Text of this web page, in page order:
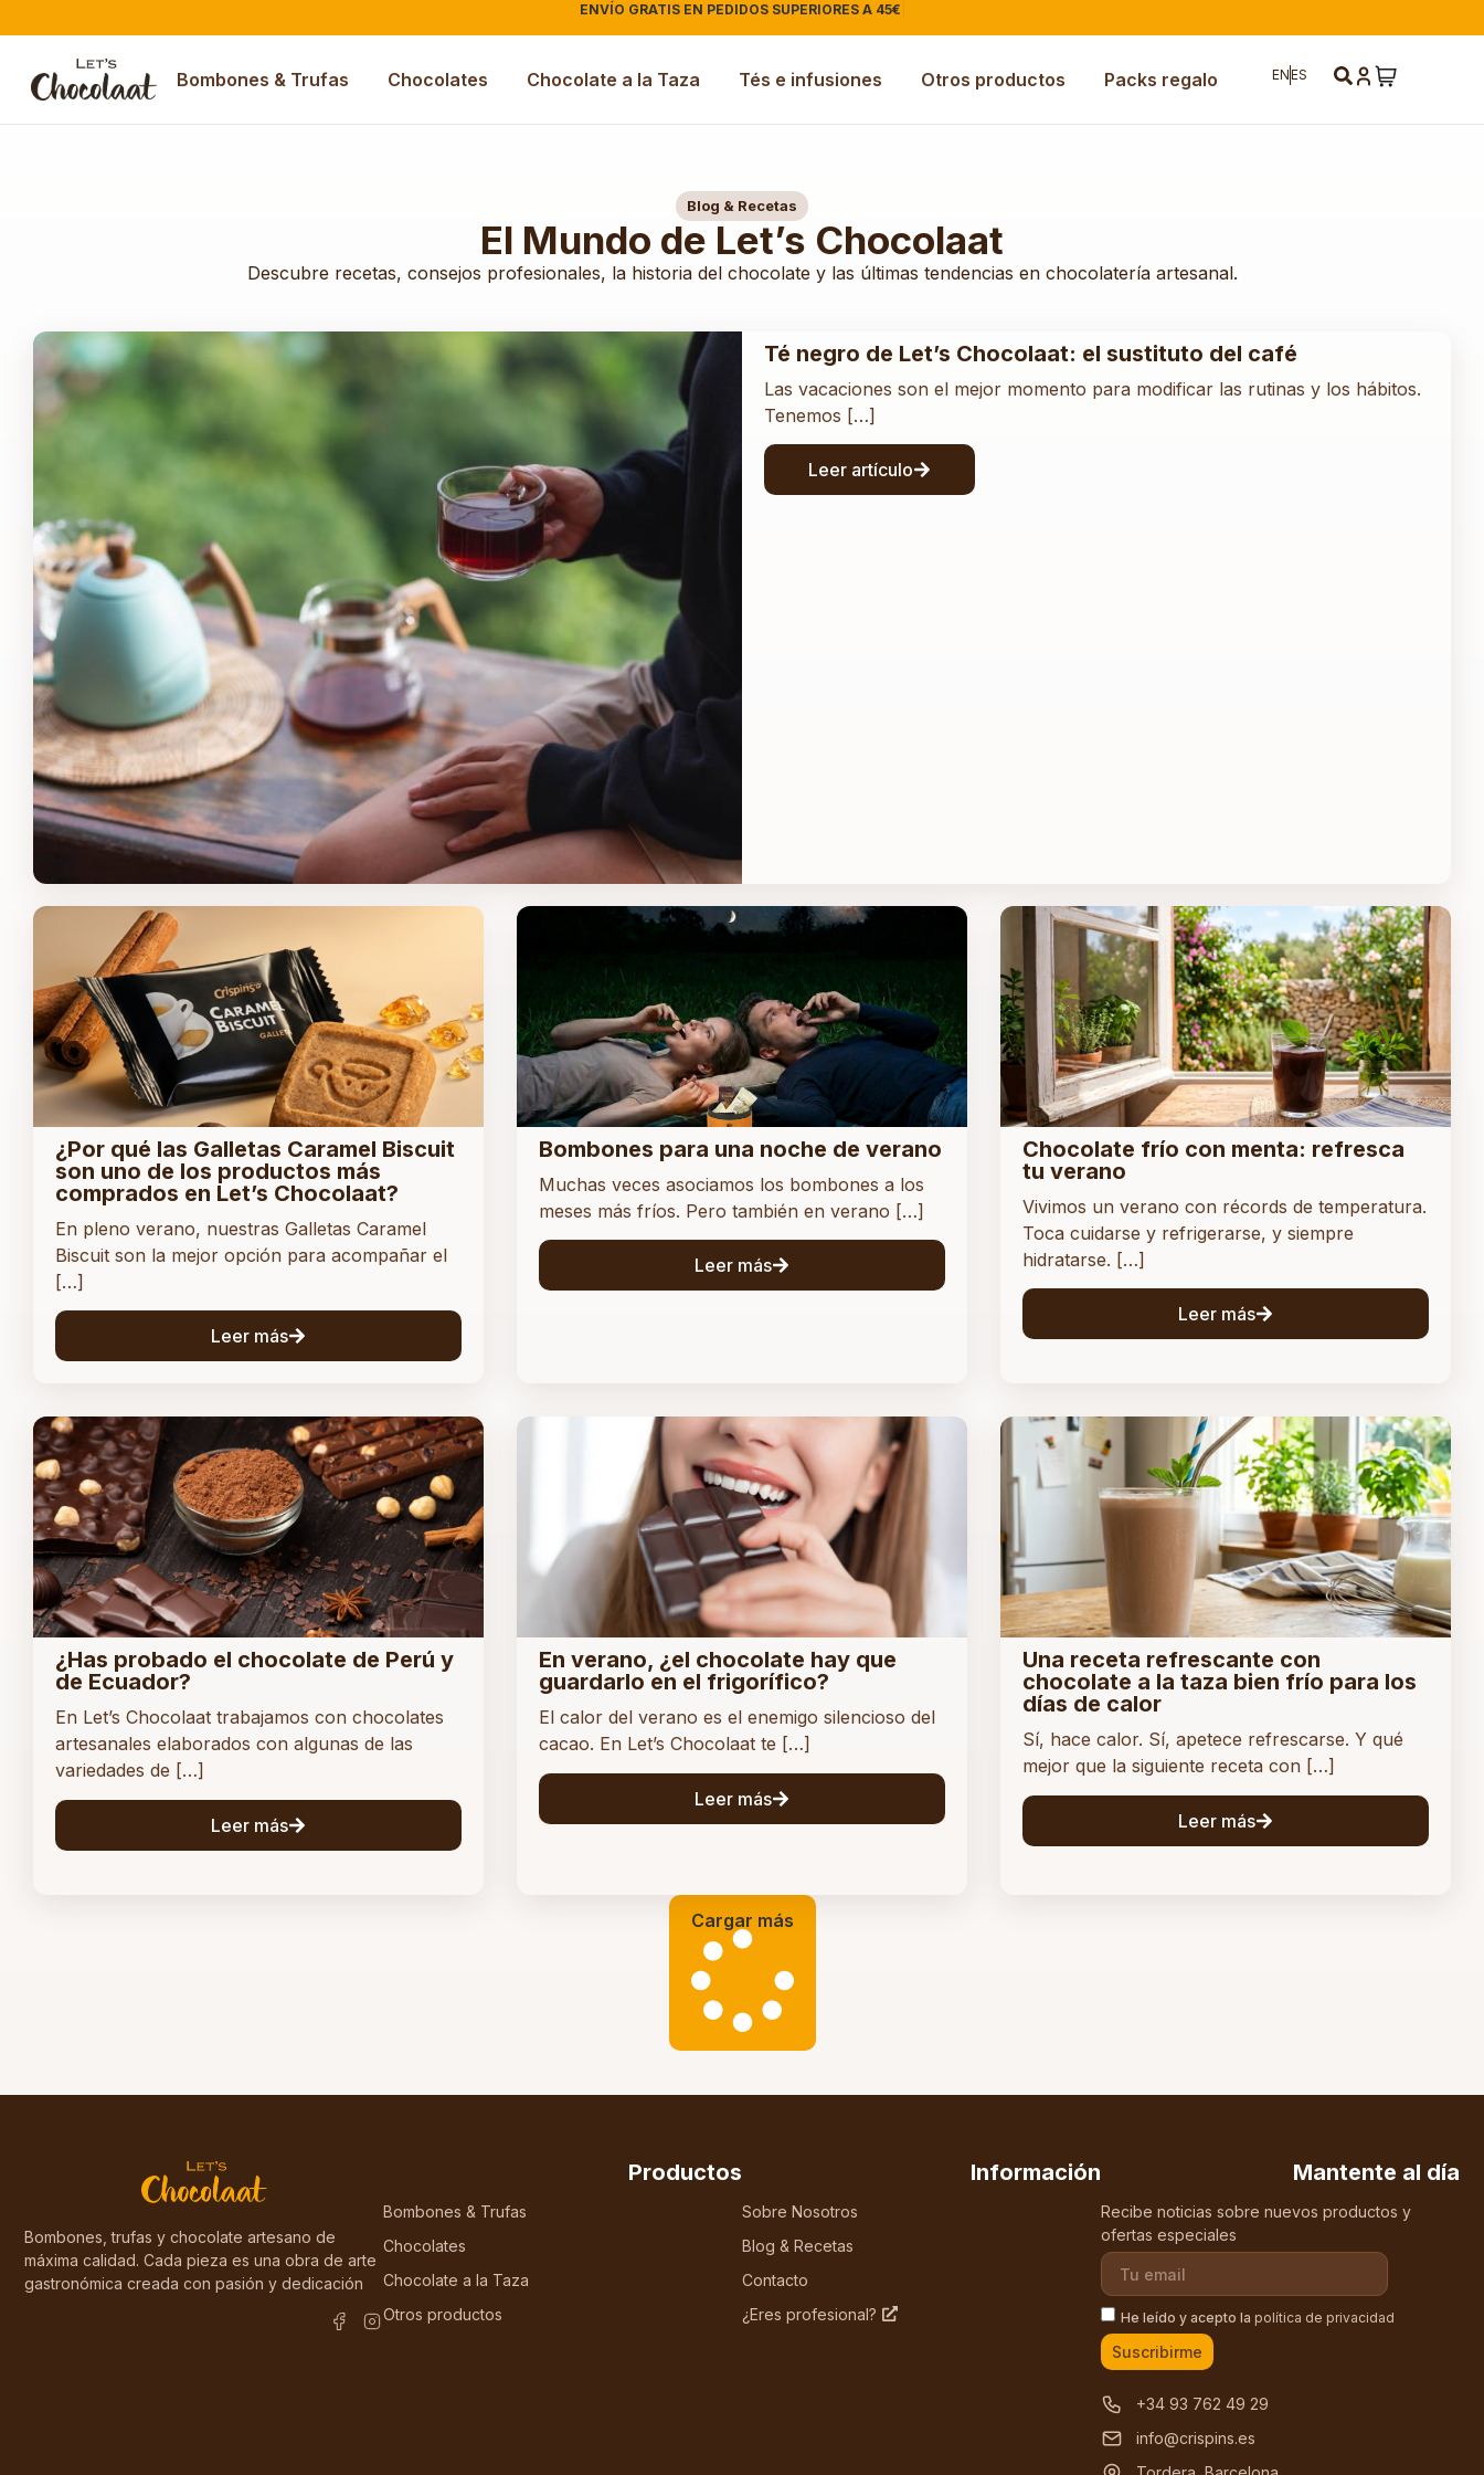
ENVÍO GRATIS EN PEDIDOS SUPERIORES A 45€
Bombones & Trufas Chocolates Chocolate a la Taza Tés e infusiones Otros productos Packs regalo ENES
Blog & Recetas
El Mundo de Let’s Chocolaat
Descubre recetas, consejos profesionales, la historia del chocolate y las últimas tendencias en chocolatería artesanal.
Té negro de Let’s Chocolaat: el sustituto del café
Las vacaciones son el mejor momento para modificar las rutinas y los hábitos.
Tenemos […]
Leer artículo
¿Por qué las Galletas Caramel Biscuit
son uno de los productos más
comprados en Let’s Chocolaat?
En pleno verano, nuestras Galletas Caramel
Biscuit son la mejor opción para acompañar el
[…]
Leer más
Bombones para una noche de verano
Muchas veces asociamos los bombones a los
meses más fríos. Pero también en verano […]
Leer más
Chocolate frío con menta: refresca
tu verano
Vivimos un verano con récords de temperatura.
Toca cuidarse y refrigerarse, y siempre
hidratarse. […]
Leer más
¿Has probado el chocolate de Perú y
de Ecuador?
En Let’s Chocolaat trabajamos con chocolates
artesanales elaborados con algunas de las
variedades de […]
Leer más
En verano, ¿el chocolate hay que
guardarlo en el frigorífico?
El calor del verano es el enemigo silencioso del
cacao. En Let’s Chocolaat te […]
Leer más
Una receta refrescante con
chocolate a la taza bien frío para los
días de calor
Sí, hace calor. Sí, apetece refrescarse. Y qué
mejor que la siguiente receta con […]
Leer más
Cargar más
Bombones, trufas y chocolate artesano de
máxima calidad. Cada pieza es una obra de arte
gastronómica creada con pasión y dedicación
Productos
Bombones & Trufas
Chocolates
Chocolate a la Taza
Otros productos
Información
Sobre Nosotros
Blog & Recetas
Contacto
¿Eres profesional?
Mantente al día
Recibe noticias sobre nuevos productos y
ofertas especiales
He leído y acepto la política de privacidad
Suscribirme
+34 93 762 49 29
info@crispins.es